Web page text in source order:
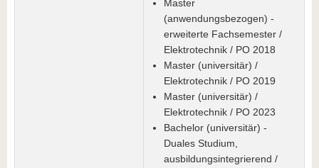
Master
(anwendungsbezogen) -
erweiterte Fachsemester /
Elektrotechnik / PO 2018
Master (universitär) /
Elektrotechnik / PO 2019
Master (universitär) /
Elektrotechnik / PO 2023
Bachelor (universitär) -
Duales Studium,
ausbildungsintegrierend /